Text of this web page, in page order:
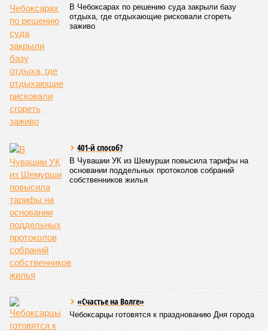
В Чебоксарах по решению суда закрыли базу
отдыха, где отдыхающие рисковали сгореть
заживо
401-й способ?
В Чувашии УК из Шемурши повысила тарифы на
основании поддельных протоколов собраний
собственников жилья
«Счастье на Волге»
Чебоксарцы готовятся к празднованию Дня города